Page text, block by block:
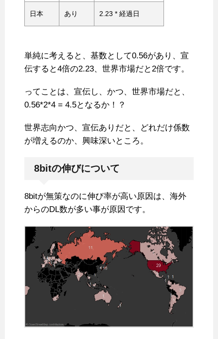
日本 あり 2.23 * 経過日
単純に考えると、基数として0.56があり、宣
伝すると4倍の2.23、世界市場だと2倍です。
ってことは、宣伝し、かつ、世界市場だと、
0.56*2*4 = 4.5となるか！？
世界志向かつ、宣伝ありだと、どれだけ係数
が増えるのか、興味深いところ。
8bitの伸びについて
8bitが無策なのに伸び率が高い原因は、海外
からのDL数が多い事が原因です。